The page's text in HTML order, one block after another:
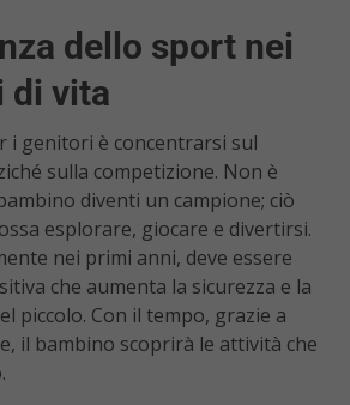
dello sport nei
di vita
i genitori è concentrarsi sul
sulla competizione. Non è
diventi un campione; ciò
esplorare, giocare e divertirsi.
nei primi anni, deve essere
che aumenta la sicurezza e la
piccolo. Con il tempo, grazie a
il bambino scoprirà le attività che